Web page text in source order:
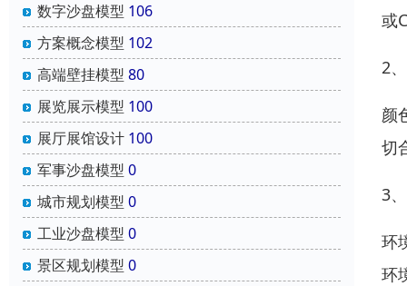
数字沙盘模型 106
方案概念模型 102
高端壁挂模型 80
展览展示模型 100
展厅展馆设计 100
军事沙盘模型 0
城市规划模型 0
工业沙盘模型 0
景区规划模型 0
或
2
颜
切
3
环
环